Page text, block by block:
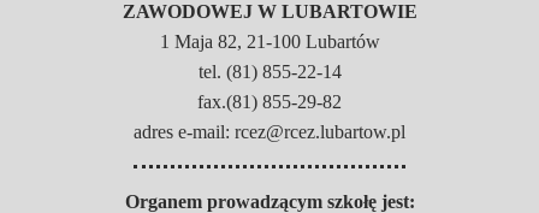
ZAWODOWEJ W LUBARTOWIE
1 Maja 82, 21-100 Lubartów
tel. (81) 855-22-14
fax.(81) 855-29-82
adres e-mail: rcez@rcez.lubartow.pl
Organem prowadzącym szkołę jest: